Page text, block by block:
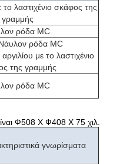
το λαστιχένιο σκάφος της
γραμμής
ρόδα MC
ρόδα MC
με το λαστιχένιο
της γραμμής
ρόδα MC
Ф508 Χ Ф408 Χ 75 χιλ.
γνωρίσματα